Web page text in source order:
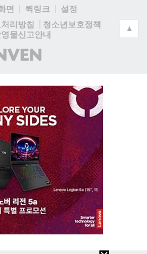
면 퀵링크
설정
리방침
청소년보호정책
물신고안내
(주)
인
▲